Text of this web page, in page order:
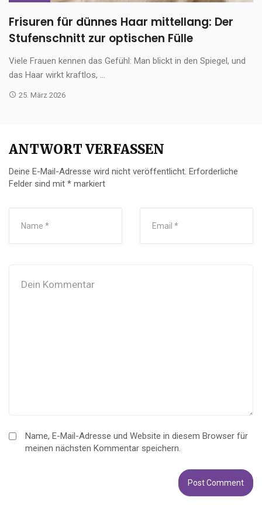
Frisuren für dünnes Haar mittellang: Der
Stufenschnitt zur optischen Fülle
Viele Frauen kennen das Gefühl: Man blickt in den Spiegel, und
das Haar wirkt kraftlos, ...
25. März 2026
ANTWORT VERFASSEN
Deine E-Mail-Adresse wird nicht veröffentlicht. Erforderliche
Felder sind mit * markiert
Name, E-Mail-Adresse und Website in diesem Browser für
meinen nächsten Kommentar speichern.